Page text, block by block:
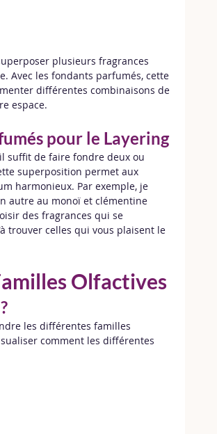
plusieurs fragrances
Avec les fondants parfumés, cette
différentes combinaisons de
espace.
pour le Layering
suffit de faire fondre deux ou
superposition permet aux
harmonieux. Par exemple, je
autre au monoï et clémentine
des fragrances qui se
trouver celles qui vous plaisent le
Olfactives
les différentes familles
comment les différentes